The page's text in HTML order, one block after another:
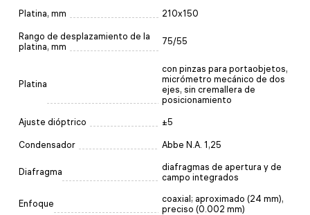
Platina, mm 210x150
Rango de desplazamiento de la
platina, mm
75/55
Platina
con pinzas para portaobjetos,
micrómetro mecánico de dos
ejes, sin cremallera de
posicionamiento
Ajuste dióptrico ±5
Condensador Abbe N.A. 1,25
Diafragma
diafragmas de apertura y de
campo integrados
Enfoque
coaxial; aproximado (24 mm),
preciso (0.002 mm)